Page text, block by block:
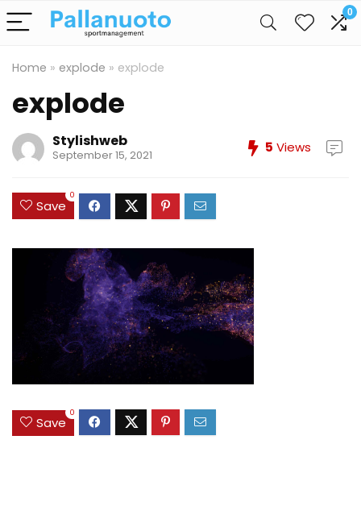
0
Home » explode » explode
explode
Stylishweb
September 15, 2021 5 Views
Save
0
Save
0